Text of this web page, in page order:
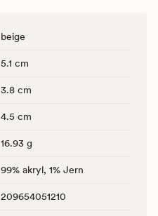
beige
5.1 cm
3.8 cm
4.5 cm
16.93 g
99% akryl, 1% Jern
209654051210